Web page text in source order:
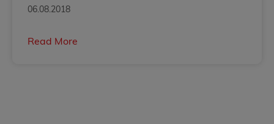
06.08.2018
Read More